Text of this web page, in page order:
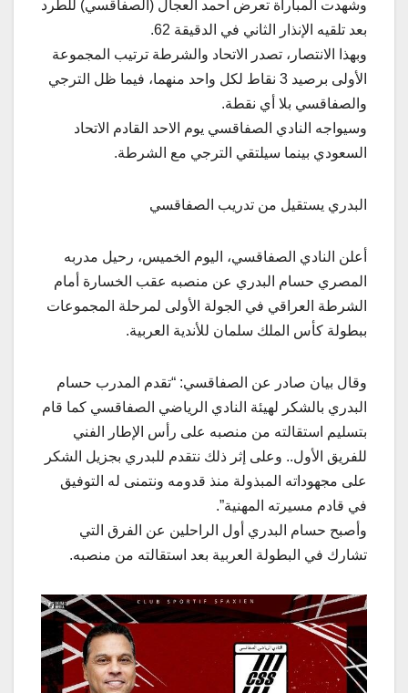
وشهدت المباراة تعرض أحمد العجال (الصفاقسي) للطرد
بعد تلقيه الإنذار الثاني في الدقيقة 62.
وبهذا الانتصار، تصدر الاتحاد والشرطة ترتيب المجموعة
الأولى برصيد 3 نقاط لكل واحد منهما، فيما ظل الترجي
والصفاقسي بلا أي نقطة.
وسيواجه النادي الصفاقسي يوم الاحد القادم الاتحاد
السعودي بينما سيلتقي الترجي مع الشرطة.
البدري يستقيل من تدريب الصفاقسي
أعلن النادي الصفاقسي، اليوم الخميس، رحيل مدربه
المصري حسام البدري عن منصبه عقب الخسارة أمام
الشرطة العراقي في الجولة الأولى لمرحلة المجموعات
ببطولة كأس الملك سلمان للأندية العربية.
وقال بيان صادر عن الصفاقسي: “تقدم المدرب حسام
البدري بالشكر لهيئة النادي الرياضي الصفاقسي كما قام
بتسليم استقالته من منصبه على رأس الإطار الفني
للفريق الأول.. وعلى إثر ذلك نتقدم للبدري بجزيل الشكر
على مجهوداته المبذولة منذ قدومه ونتمنى له التوفيق
في قادم مسيرته المهنية”.
وأصبح حسام البدري أول الراحلين عن الفرق التي
تشارك في البطولة العربية بعد استقالته من منصبه.